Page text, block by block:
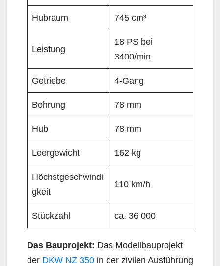
Hubraum 745 cm³
Leistung
18 PS bei
3400/min
Getriebe 4-Gang
Bohrung 78 mm
Hub 78 mm
Leergewicht 162 kg
Höchstgeschwindi
gkeit
110 km/h
Stückzahl ca. 36 000
Das Bauprojekt: Das Modellbauprojekt
der DKW NZ 350 in der zivilen Ausführung